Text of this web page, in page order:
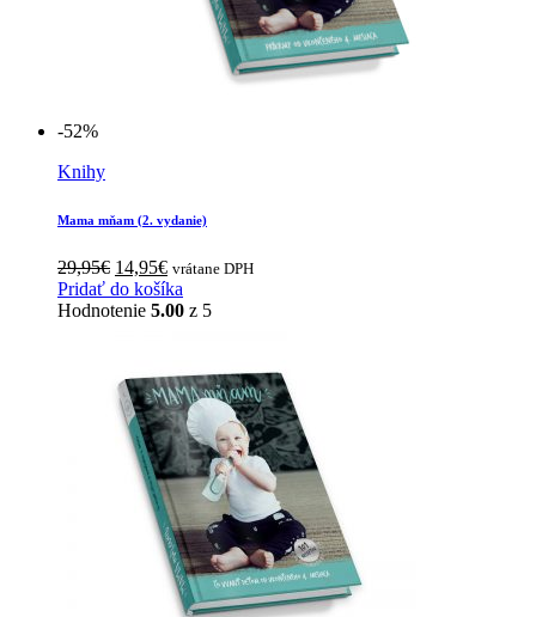
-52%
Knihy
Mama mňam (2. vydanie)
29,95€ Pôvodná
cena
bola:
14,95€Aktuálna
cena
je:
vrátane DPH
Pridať do košíka
Hodnotenie 5.00 z 5